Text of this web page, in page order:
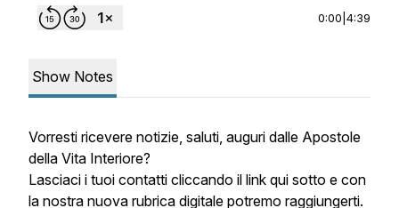
0:00 4:39
Show Notes
Vorresti ricevere notizie, saluti, auguri dalle Apostole
della Vita Interiore?
Lasciaci i tuoi contatti cliccando il link qui sotto e con
la nostra nuova rubrica digitale potremo raggiungerti.